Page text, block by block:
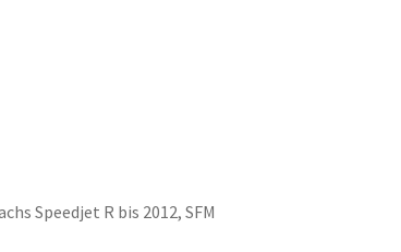
Speedjet R bis 2012, SFM